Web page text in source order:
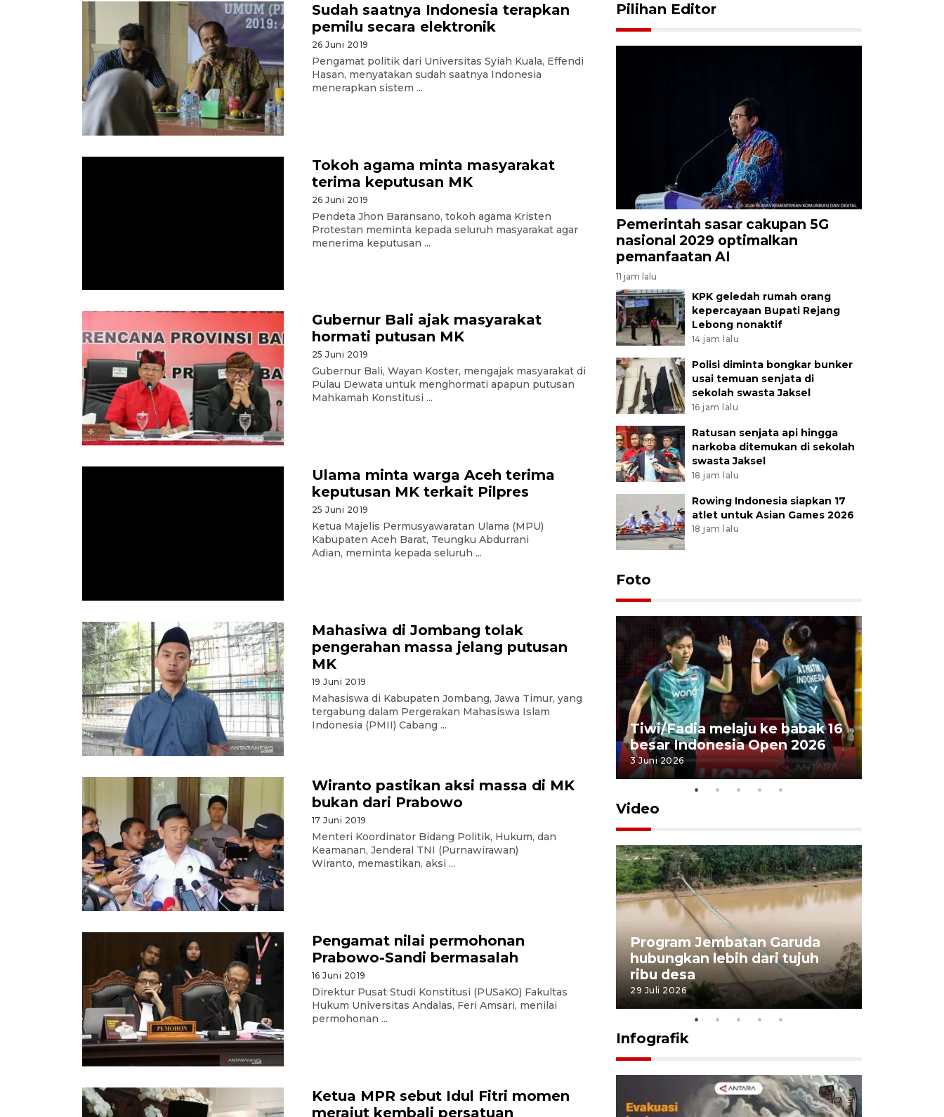
Sudah saatnya Indonesia terapkan
pemilu secara elektronik
26 Juni 2019
Pengamat politik dari Universitas Syiah Kuala, Effendi
Hasan, menyatakan sudah saatnya Indonesia
menerapkan sistem ...
Tokoh agama minta masyarakat
terima keputusan MK
26 Juni 2019
Pendeta Jhon Baransano, tokoh agama Kristen
Protestan meminta kepada seluruh masyarakat agar
menerima keputusan ...
Gubernur Bali ajak masyarakat
hormati putusan MK
25 Juni 2019
Gubernur Bali, Wayan Koster, mengajak masyarakat di
Pulau Dewata untuk menghormati apapun putusan
Mahkamah Konstitusi ...
Ulama minta warga Aceh terima
keputusan MK terkait Pilpres
25 Juni 2019
Ketua Majelis Permusyawaratan Ulama (MPU)
Kabupaten Aceh Barat, Teungku Abdurrani
Adian, meminta kepada seluruh ...
Mahasiwa di Jombang tolak
pengerahan massa jelang putusan
MK
19 Juni 2019
Mahasiswa di Kabupaten Jombang, Jawa Timur, yang
tergabung dalam Pergerakan Mahasiswa Islam
Indonesia (PMII) Cabang ...
Wiranto pastikan aksi massa di MK
bukan dari Prabowo
17 Juni 2019
Menteri Koordinator Bidang Politik, Hukum, dan
Keamanan, Jenderal TNI (Purnawirawan)
Wiranto, memastikan, aksi ...
Pengamat nilai permohonan
Prabowo-Sandi bermasalah
16 Juni 2019
Direktur Pusat Studi Konstitusi (PUSaKO) Fakultas
Hukum Universitas Andalas, Feri Amsari, menilai
permohonan ...
Ketua MPR sebut Idul Fitri momen
merajut kembali persatuan
Pilihan Editor
Pemerintah sasar cakupan 5G
nasional 2029 optimalkan
pemanfaatan AI
11 jam lalu
KPK geledah rumah orang
kepercayaan Bupati Rejang
Lebong nonaktif
14 jam lalu
Polisi diminta bongkar bunker
usai temuan senjata di
sekolah swasta Jaksel
16 jam lalu
Ratusan senjata api hingga
narkoba ditemukan di sekolah
swasta Jaksel
18 jam lalu
Rowing Indonesia siapkan 17
atlet untuk Asian Games 2026
18 jam lalu
Foto
Lebaran Betawi 2026, ajang
silaturahim masyarakat dan
upaya pelestarian budaya di
Tiwi/Fadia melaju ke babak 16
besar Indonesia Open 2026
3 Juni 2026
Video
Gabung Persebaya, striker
timnas Ramadhan Sananta
9 Juli 2026
Program Jembatan Garuda
hubungkan lebih dari tujuh
ribu desa
29 Juli 2026
Infografik